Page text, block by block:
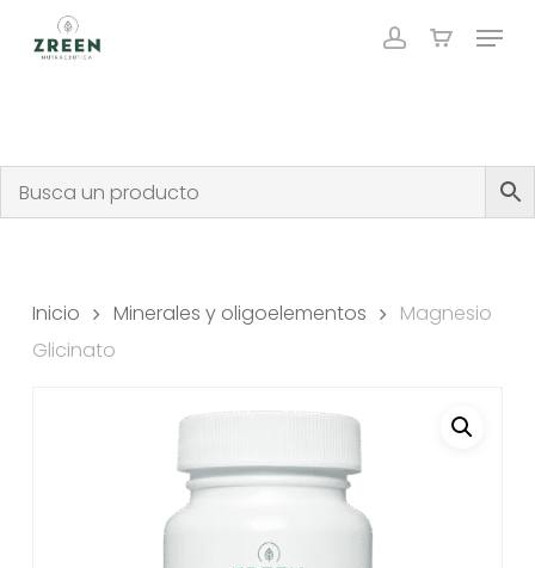
account
Menu
Close
Inicio Minerales y oligoelementos
Magnesio
Glicinato